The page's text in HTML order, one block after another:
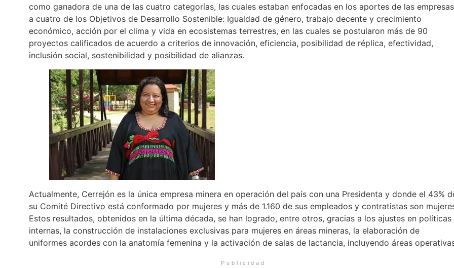
como ganadora de una de las cuatro categorías, las cuales estaban enfocadas en los aportes de las empresas
a cuatro de los Objetivos de Desarrollo Sostenible: Igualdad de género, trabajo decente y crecimiento
económico, acción por el clima y vida en ecosistemas terrestres, en las cuales se postularon más de 90
proyectos calificados de acuerdo a criterios de innovación, eficiencia, posibilidad de réplica, efectividad,
inclusión social, sostenibilidad y posibilidad de alianzas.
Actualmente, Cerrejón es la única empresa minera en operación del país con una Presidenta y donde el 43%
su Comité Directivo está conformado por mujeres y más de 1.160 de sus empleados y contratistas son
Estos resultados, obtenidos en la última década, se han logrado, entre otros, gracias a los ajustes en políticas
internas, la construcción de instalaciones exclusivas para mujeres en áreas mineras, la elaboración de
uniformes acordes con la anatomía femenina y la activación de salas de lactancia, incluyendo áreas
Publicidad